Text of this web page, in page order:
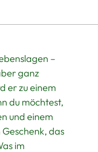
–
ganz
er zu einem
du möchtest,
und einem
das
im